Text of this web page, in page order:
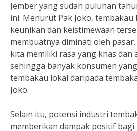
Jember yang sudah puluhan
ini. Menurut Pak Joko, tembakau
keunikan dan keistimewaan
membuatnya diminati oleh
kita memiliki rasa yang khas dan
sehingga banyak konsumen
tembakau lokal daripada
Joko.
Selain itu, potensi industri
memberikan dampak positif